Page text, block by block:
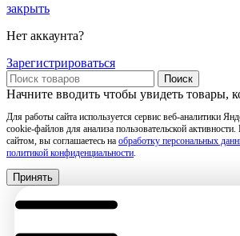
закрыть
Нет аккаунта?
Зарегистрироваться
Поиск
Начните вводить чтобы увидеть товары,
Для работы сайта используется сервис веб-аналитики
cookie-файлов для анализа пользовательской
сайтом, вы соглашаетесь на обработку персональных
политикой конфиденциальности.
Принять